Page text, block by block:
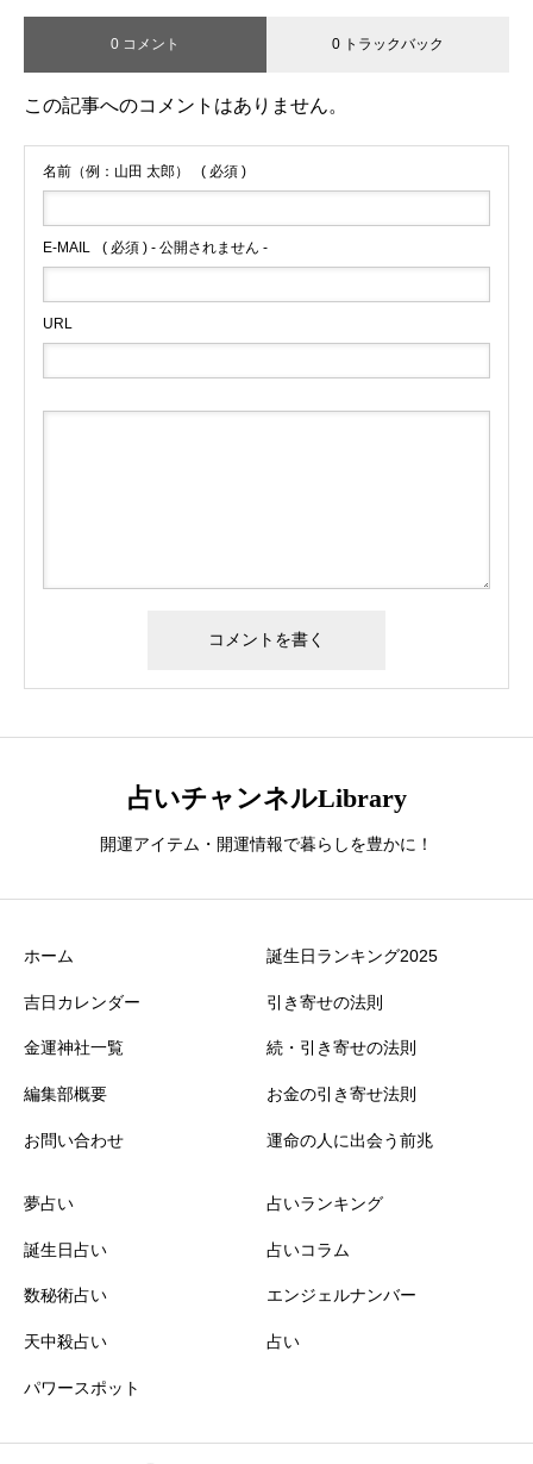
0 コメント 0 トラックバック
この記事へのコメントはありません。
名前（例：山田 太郎） ( 必須 )
E-MAIL ( 必須 ) - 公開されません -
URL
占いチャンネルLibrary
開運アイテム・開運情報で暮らしを豊かに！
ホーム
吉日カレンダー
金運神社一覧
編集部概要
お問い合わせ
誕生日ランキング2025
引き寄せの法則
続・引き寄せの法則
お金の引き寄せ法則
運命の人に出会う前兆
夢占い
誕生日占い
数秘術占い
天中殺占い
パワースポット
占いランキング
占いコラム
エンジェルナンバー
占い